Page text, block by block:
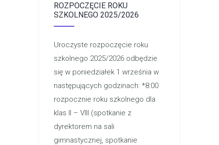
ROZPOCZĘCIE ROKU
SZKOLNEGO 2025/2026
Uroczyste rozpoczęcie roku
szkolnego 2025/2026 odbędzie
się w poniedziałek 1 września w
następujących godzinach: *8:00
rozpocznie roku szkolnego dla
klas II – VIII (spotkanie z
dyrektorem na sali
gimnastycznej, spotkanie